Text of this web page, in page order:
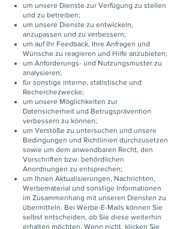
um unsere Dienste zur Verfügung zu stellen
und zu betreiben;
um unsere Dienste zu entwickeln,
anzupassen und zu verbessern;
um auf Ihr Feedback, Ihre Anfragen und
Wünsche zu reagieren und Hilfe anzubieten;
um Anforderungs- und Nutzungsmuster zu
analysieren;
für sonstige interne, statistische und
Recherchezwecke;
um unsere Möglichkeiten zur
Datensicherheit und Betrugsprävention
verbessern zu können;
um Verstöße zu untersuchen und unsere
Bedingungen und Richtlinien durchzusetzen
sowie um dem anwendbaren Recht, den
Vorschriften bzw. behördlichen
Anordnungen zu entsprechen;
um Ihnen Aktualisierungen, Nachrichten,
Werbematerial und sonstige Informationen
im Zusammenhang mit unseren Diensten zu
übermitteln. Bei Werbe-E-Mails können Sie
selbst entscheiden, ob Sie diese weiterhin
erhalten möchten. Wenn nicht, klicken Sie